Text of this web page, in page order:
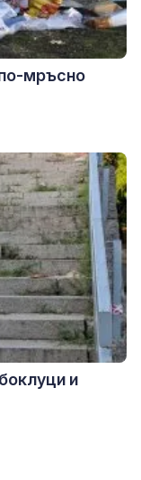
мръсно
и